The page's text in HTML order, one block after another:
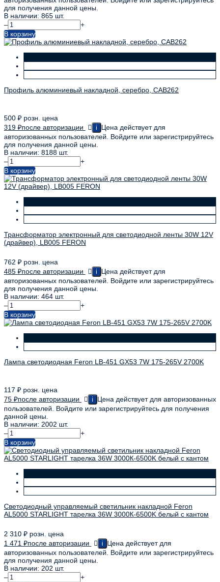
для получения данной цены.
В наличии: 865 шт.
–
+
В корзину
Профиль алюминиевый накладной, серебро, CAB262
500 ₽ розн. цена
319 ₽после авторизации i
Цена действует для
авторизованных пользователей. Войдите или зарегистрируйтесь
для получения данной цены.
В наличии: 8188 шт.
–
+
В корзину
Трансформатор электронный для светодиодной ленты 30W 12V
(драйвер), LB005 FERON
762 ₽ розн. цена
485 ₽после авторизации i
Цена действует для
авторизованных пользователей. Войдите или зарегистрируйтесь
для получения данной цены.
В наличии: 464 шт.
–
+
В корзину
Лампа светодиодная Feron LB-451 GX53 7W 175-265V 2700K
117 ₽ розн. цена
75 ₽после авторизации i
Цена действует для авторизованных
пользователей. Войдите или зарегистрируйтесь для получения
данной цены.
В наличии: 2002 шт.
–
+
В корзину
Светодиодный управляемый светильник накладной Feron
AL5000 STARLIGHT тарелка 36W 3000К-6500K белый с кантом
2 310 ₽ розн. цена
1 471 ₽после авторизации i
Цена действует для
авторизованных пользователей. Войдите или зарегистрируйтесь
для получения данной цены.
В наличии: 202 шт.
–
+